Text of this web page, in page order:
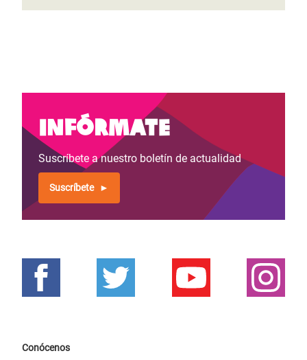
Infórmate
Suscríbete a nuestro boletín de actualidad
Suscríbete
Conócenos